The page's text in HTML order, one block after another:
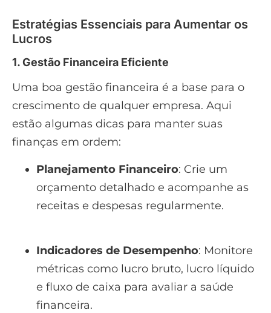
Estratégias Essenciais para Aumentar os
Lucros
1. Gestão Financeira Eficiente
Uma boa gestão financeira é a base para o
crescimento de qualquer empresa. Aqui
estão algumas dicas para manter suas
finanças em ordem:
Planejamento Financeiro: Crie um
orçamento detalhado e acompanhe as
receitas e despesas regularmente.
Indicadores de Desempenho: Monitore
métricas como lucro bruto, lucro líquido
e fluxo de caixa para avaliar a saúde
financeira.